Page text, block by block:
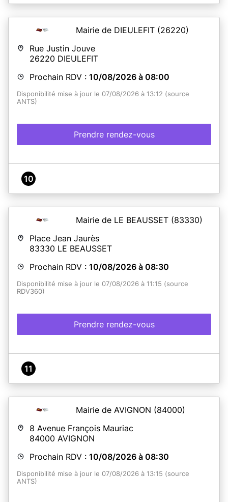
Mairie de DIEULEFIT (26220)
Rue Justin Jouve
26220 DIEULEFIT
Prochain RDV : 10/08/2026 à 08:00
Disponibilité mise à jour le 07/08/2026 à 13:12 (source
ANTS)
Prendre rendez-vous
10
Mairie de LE BEAUSSET (83330)
Place Jean Jaurès
83330 LE BEAUSSET
Prochain RDV : 10/08/2026 à 08:30
Disponibilité mise à jour le 07/08/2026 à 11:15 (source
RDV360)
Prendre rendez-vous
11
Mairie de AVIGNON (84000)
8 Avenue François Mauriac
84000 AVIGNON
Prochain RDV : 10/08/2026 à 08:30
Disponibilité mise à jour le 07/08/2026 à 13:15 (source
ANTS)